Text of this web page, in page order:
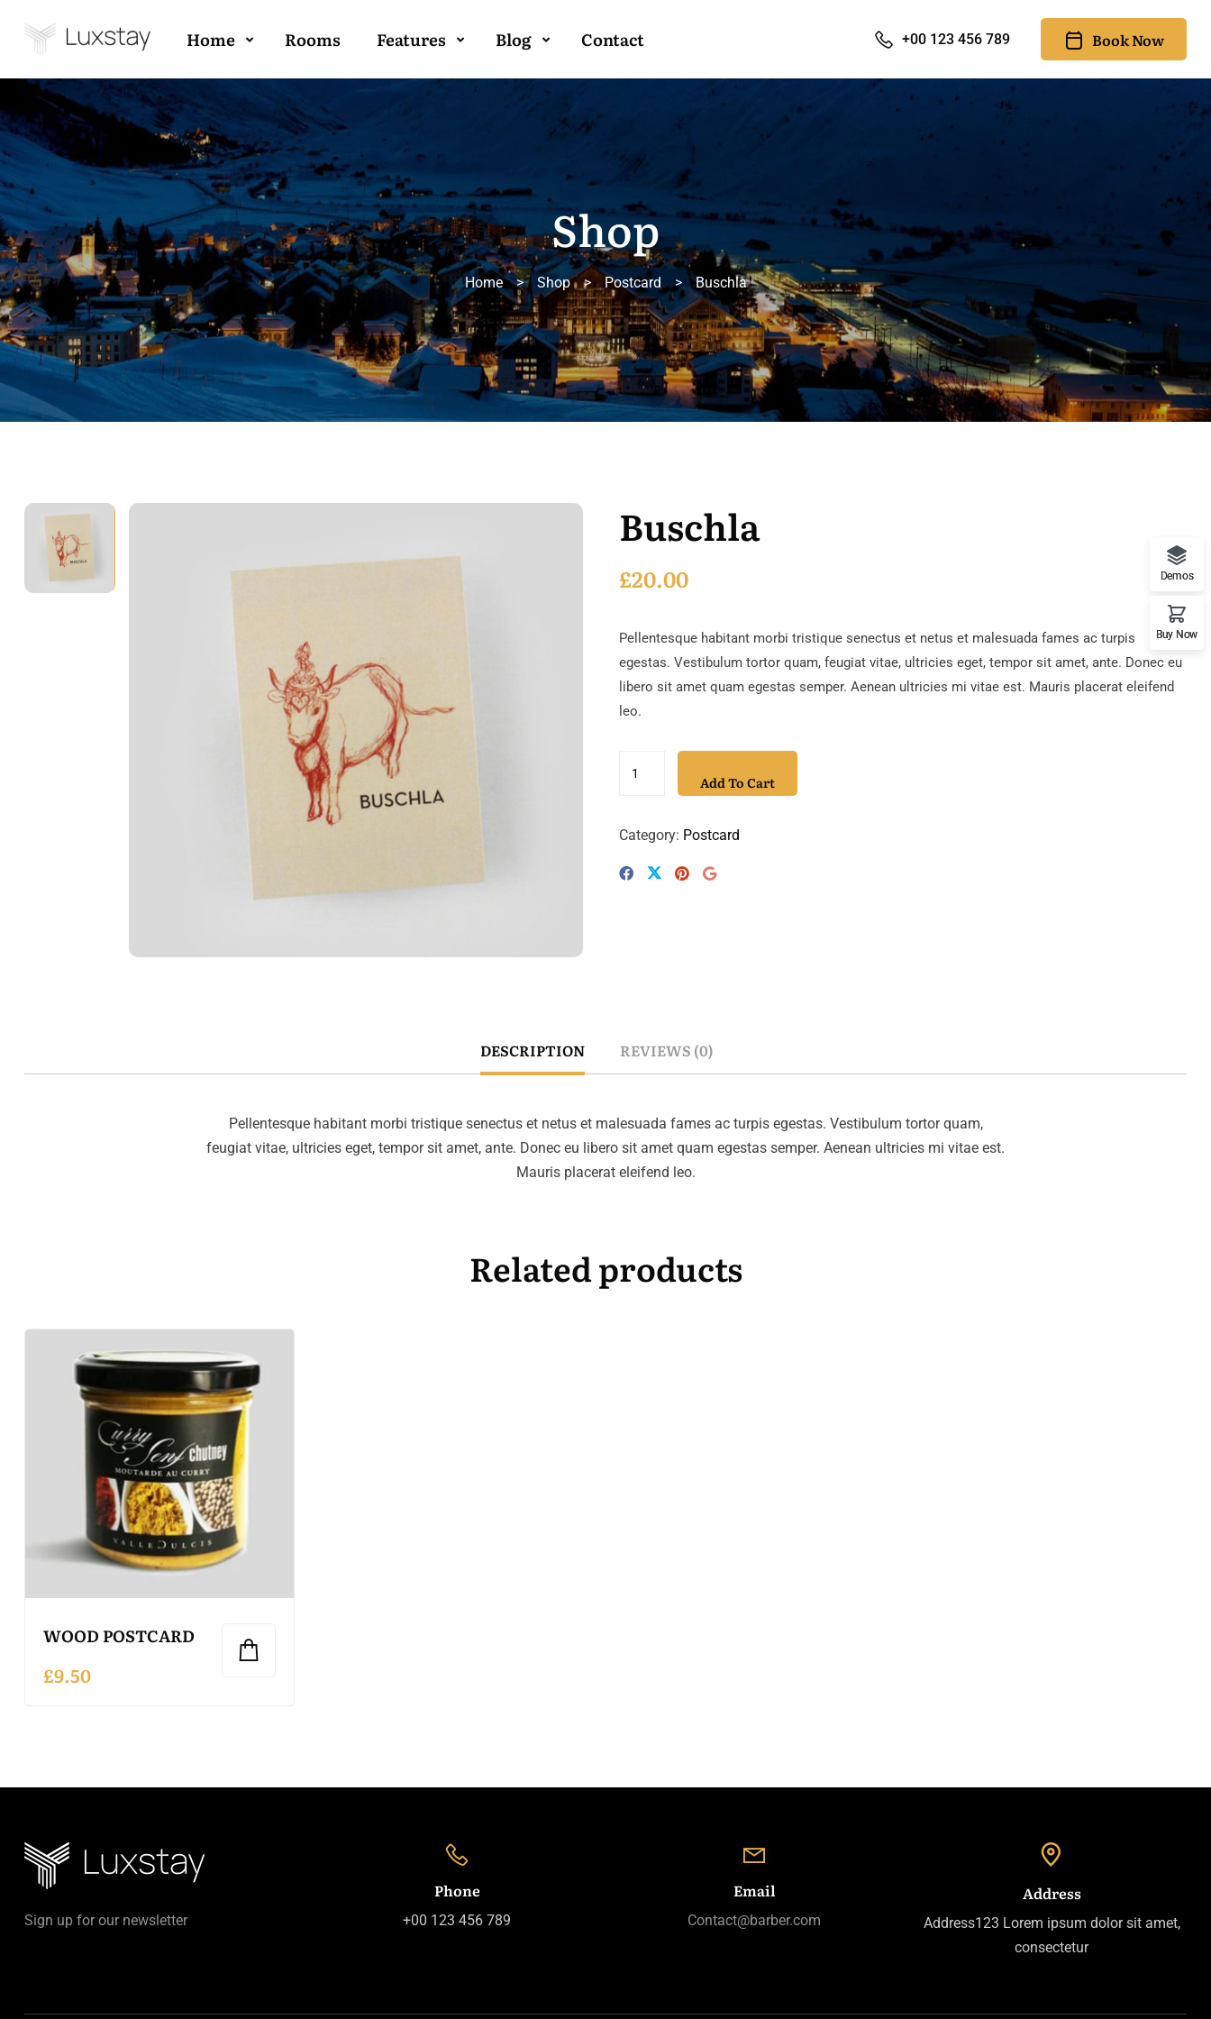
Home Rooms Features Blog Contact +00 123 456 789 Book Now
Shop
Home > Shop > Postcard > Buschla
Buschla
£20.00
Pellentesque habitant morbi tristique senectus et netus et malesuada fames ac turpis
egestas. Vestibulum tortor quam, feugiat vitae, ultricies eget, tempor sit amet, ante. Donec eu
libero sit amet quam egestas semper. Aenean ultricies mi vitae est. Mauris placerat eleifend
leo.
Add To Cart
Category: Postcard
DESCRIPTION REVIEWS (0)
Pellentesque habitant morbi tristique senectus et netus et malesuada fames ac turpis egestas. Vestibulum tortor quam,
feugiat vitae, ultricies eget, tempor sit amet, ante. Donec eu libero sit amet quam egestas semper. Aenean ultricies mi vitae est.
Mauris placerat eleifend leo.
Related products
WOOD POSTCARD
£9.50
Sign up for our newsletter
Phone
+00 123 456 789
Email
Contact@barber.com
Address
Address123 Lorem ipsum dolor sit amet,
consectetur
Demos
Buy Now